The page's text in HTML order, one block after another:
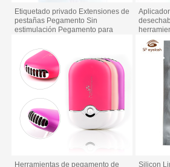
Etiquetado privado Extensiones de
pestañas Pegamento Sin
estimulación Pegamento para
pestañas
Herramientas de pegamento de
Silicon